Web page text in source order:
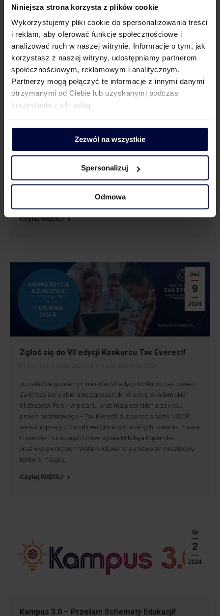
Niniejsza strona korzysta z plików cookie
Wykorzystujemy pliki cookie do spersonalizowania treści
i reklam, aby oferować funkcje społecznościowe i
analizować ruch w naszej witrynie. Informacje o tym, jak
korzystasz z naszej witryny, udostępniamy partnerom
społecznościowym, reklamowym i analitycznym.
Partnerzy mogą połączyć te informacje z innymi danymi
otrzymanymi od Ciebie lub uzyskanymi podczas
korzystania z ich usług.
Zezwól na wszystkie
Spersonalizuj
Odmowa
Licealista na Staż – ruszyła IV Edycja Programu
Stażowego dla Licealistów
PrzezMaria Świerzewska
Zapraszamy do IV edycji programu stażowego i warsztatów dla
licealistów ,,Licealista na Staż”! „Ale kiedy jest się młodym,
poszerzać horyzonty.” – Joseph Conrad Młodość to czas pełen
nieograniczonych możliwości, w którym kryje się ogromny
potencjał do odkrywania pasji i realizacji marzeń. Chcemy
oferując szansę na zdobycie…
Czytaj WIĘCEJ
paź
9
2024
Zgłoś się do VII edycji Konkursu Tax Everest!
Już wkrótce poznamy Finalistów VII edycji Konkursu Tax Everest!
Zakończyliśmy zbieranie zgłoszeń do VII edycji Akademickich
Mistrzostw Polski w pisaniu prac magisterskich z zakresu
prawa podatkowego – Tax Everest! Już po raz siódmy MDDP,
we współpracy z Ośrodkiem Studiów Fiskalnych, Katedrą Prawa
Finansów Publicznych Uniwersytetu Mikołaja Kopernika
oraz wydawnictwem Wolters Kluwer, organizuje ten prestiżowy
konkurs, mający…
Czytaj WIĘCEJ
lip
2
2024
Kampus 3.0 – Przełam Schematy Edukacji!